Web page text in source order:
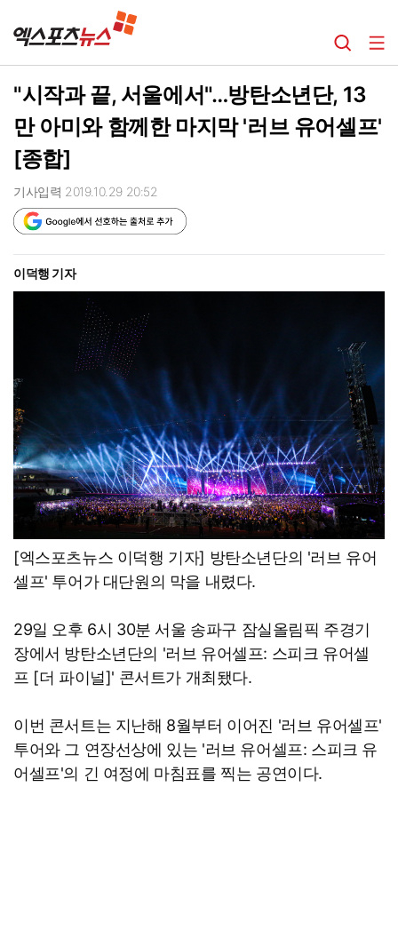
"시작과 끝, 서울에서"…방탄소년단, 13
만 아미와 함께한 마지막 '러브 유어셀프'
[종합]
기사입력 2019.10.29 20:52
이덕행 기자
[엑스포츠뉴스 이덕행 기자] 방탄소년단의 '러브 유어
셀프' 투어가 대단원의 막을 내렸다.
29일 오후 6시 30분 서울 송파구 잠실올림픽 주경기
장에서 방탄소년단의 '러브 유어셀프: 스피크 유어셀
프 [더 파이널]' 콘서트가 개최됐다.
이번 콘서트는 지난해 8월부터 이어진 '러브 유어셀프'
투어와 그 연장선상에 있는 '러브 유어셀프: 스피크 유
어셀프'의 긴 여정에 마침표를 찍는 공연이다.